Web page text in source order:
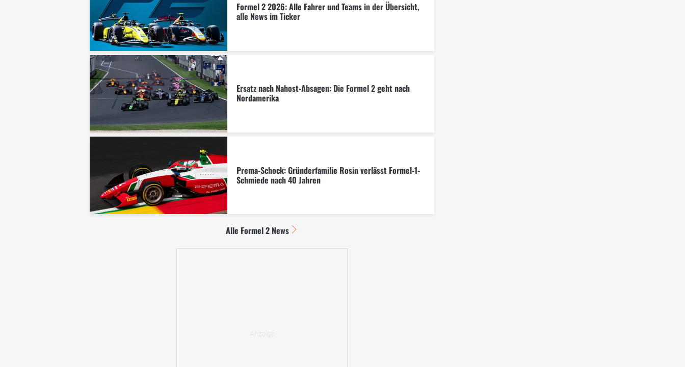
Formel 2 2026: Alle Fahrer und Teams in der Übersicht,
alle News im Ticker
Ersatz nach Nahost-Absagen: Die Formel 2 geht nach
Nordamerika
Prema-Schock: Gründerfamilie Rosin verlässt Formel-1-
Schmiede nach 40 Jahren
Alle Formel 2 News